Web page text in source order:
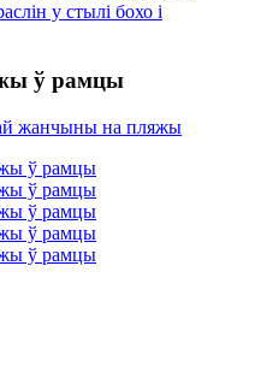
у стылі бохо і
ў рамцы